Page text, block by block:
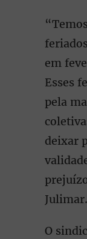
em
Esses
pela
deixar
Julimar.
O